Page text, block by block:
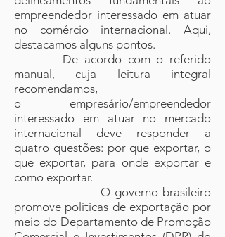
empreendedor interessado em atuar
no comércio internacional. Aqui,
destacamos alguns pontos.
De acordo com o referido
manual, cuja leitura integral
recomendamos,
o empresário/empreendedor
interessado em atuar no mercado
internacional deve responder a
quatro questões: por que exportar, o
que exportar, para onde exportar e
como exportar.
O governo brasileiro
promove políticas de exportação por
meio do Departamento de Promoção